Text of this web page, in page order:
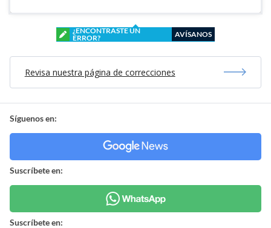
¿ENCONTRASTE UN
ERROR?
AVÍSANOS
Revisa nuestra página de correcciones
Síguenos en:
Suscríbete en:
Suscríbete en: